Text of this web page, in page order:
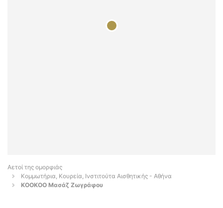
Αετοί της ομορφιάς
Κομμωτήρια, Κουρεία, Ινστιτούτα Αισθητικής - Αθήνα
KOOKOO Μασάζ Ζωγράφου